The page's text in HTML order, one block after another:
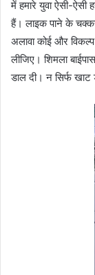
में हमारे युवा ऐसी-
हैं। लाइक पाने के
अलावा कोई और
लीजिए। शिमला
डाल दी। न सिर्फ खाट